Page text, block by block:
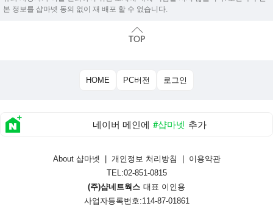
본 정보를 샵마넷 동의 없이 재 배포 할 수 없습니다.
HOME PC버전 로그인
네이버 메인에 #샵마넷 추가
About 샵마넷 개인정보 처리방침
이용약관
TEL:02-851-0815
(주)샵네트웍스 대표 이인용
사업자등록번호:114-87-01861